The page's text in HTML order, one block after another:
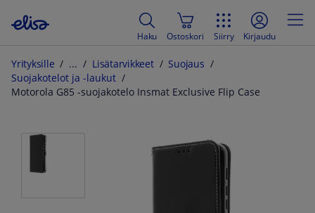
Haku Ostoskori Siirry Kirjaudu
Yrityksille Lisätarvikkeet
Suojaus
Suojakotelot ja -laukut
Motorola G85 -suojakotelo Insmat Exclusive Flip Case